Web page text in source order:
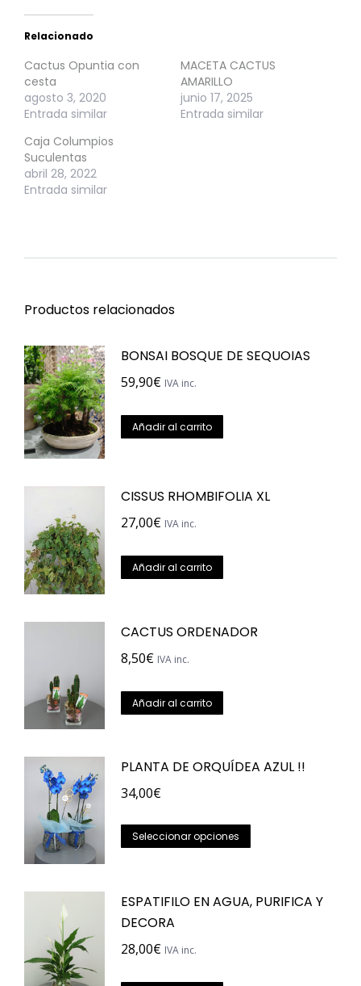
Relacionado
Cactus Opuntia con
cesta
agosto 3, 2020
Entrada similar
MACETA CACTUS
AMARILLO
junio 17, 2025
Entrada similar
Caja Columpios
Suculentas
abril 28, 2022
Entrada similar
Productos relacionados
BONSAI BOSQUE DE SEQUOIAS
59,90€ IVA inc.
Añadir al carrito
CISSUS RHOMBIFOLIA XL
27,00€ IVA inc.
Añadir al carrito
CACTUS ORDENADOR
8,50€ IVA inc.
Añadir al carrito
PLANTA DE ORQUÍDEA AZUL !!
34,00€
Seleccionar opciones
múltiples
ESPATIFILO EN AGUA, PURIFICA Y
DECORA
28,00€ IVA inc.